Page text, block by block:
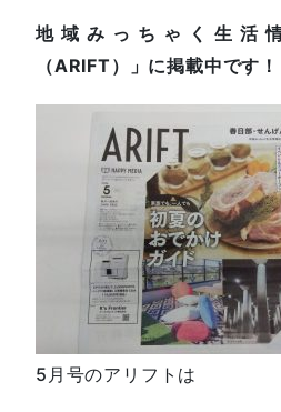
地域みっちゃく生活
（ARIFT）」に掲載中です！
5月号のアリフトは